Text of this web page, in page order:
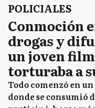
POLICIALES
Conmoción
drogas y
un joven
torturaba a
Todo comenzó en
donde se consumió